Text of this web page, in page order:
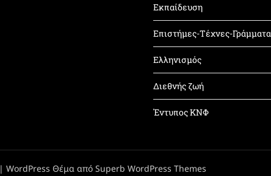
Εκπαίδευση
Επιστήμες-Τέχνες-Γράμματα
Ελληνισμός
Διεθνής ζωή
Έντυπος ΚΝΦ
| WordPress Θέμα από Superb WordPress Themes